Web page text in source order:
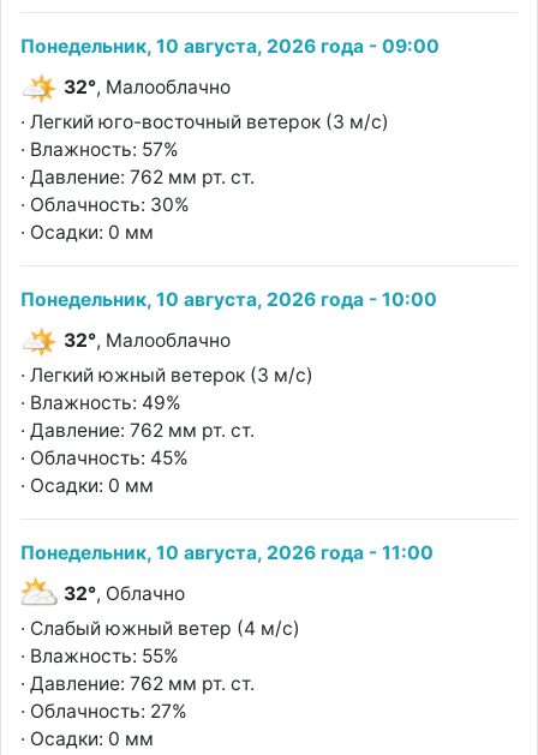
Понедельник, 10 августа, 2026 года - 09:00
32°, Малооблачно
· Легкий юго-восточный ветерок (3 м/с)
· Влажность: 57%
· Давление: 762 мм рт. ст.
· Облачность: 30%
· Осадки: 0 мм
Понедельник, 10 августа, 2026 года - 10:00
32°, Малооблачно
· Легкий южный ветерок (3 м/с)
· Влажность: 49%
· Давление: 762 мм рт. ст.
· Облачность: 45%
· Осадки: 0 мм
Понедельник, 10 августа, 2026 года - 11:00
32°, Облачно
· Слабый южный ветер (4 м/с)
· Влажность: 55%
· Давление: 762 мм рт. ст.
· Облачность: 27%
· Осадки: 0 мм